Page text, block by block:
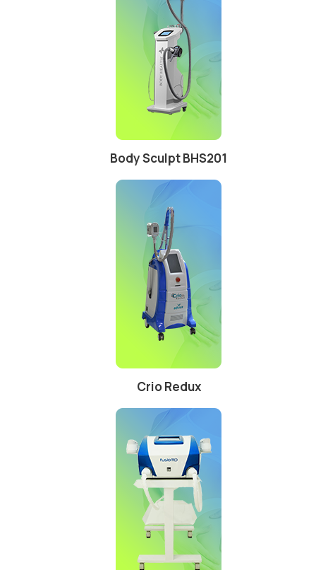
Body Sculpt BHS201
Crio Redux